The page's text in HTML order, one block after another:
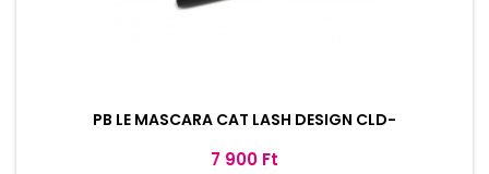
PB LE MASCARA CAT LASH DESIGN CLD-
Ár
7 900 Ft